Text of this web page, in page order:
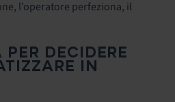
l’operatore perfeziona, il
DECIDERE
IN